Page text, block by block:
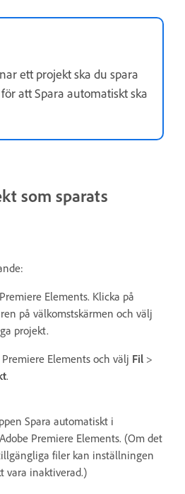
ett projekt ska du spara
att Spara automatiskt ska
som sparats
Elements. Klicka på
på välkomstskärmen och välj
projekt.
Elements och välj Fil >
.
Spara automatiskt i
Premiere Elements. (Om det
filer kan inställningen
vara inaktiverad.)